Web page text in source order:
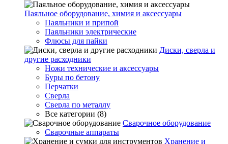
Паяльное оборудование, химия и аксессуары
Паяльники и припой
Паяльники электрические
Флюсы для пайки
Диски, сверла и
другие расходники
Ножи технические и аксессуары
Буры по бетону
Перчатки
Сверла
Сверла по металлу
Все категории (8)
Сварочное оборудование
Сварочные аппараты
Хранение и